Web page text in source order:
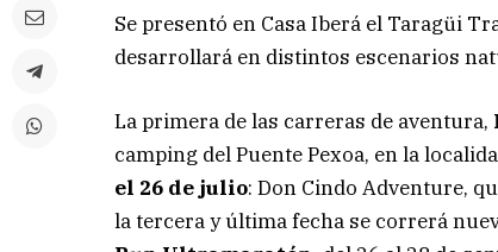
Se presentó en Casa Iberá el Taragüi
desarrollará en distintos escenarios
La primera de las carreras de aventura,
camping del Puente Pexoa, en la
el 26 de julio: Don Cindo Adventure,
la tercera y última fecha se correrá